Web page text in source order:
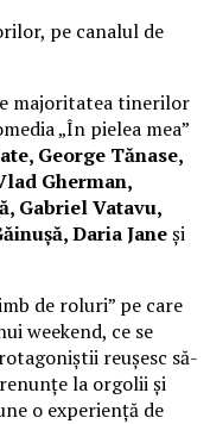
pe canalul de
majoritatea tinerilor
„În pielea mea”
George Tănase,
Gherman,
Gabriel Vatavu,
Daria Janeși
de roluri” pe care
weekend, ce se
reușesc să-
la orgolii și
o experiență de